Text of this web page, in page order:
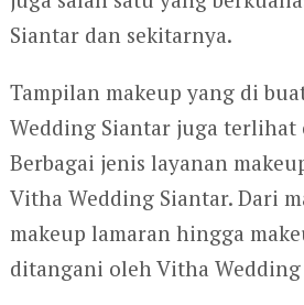
Siantar dan sekitarnya.
Tampilan makeup yang di
Wedding Siantar juga terlihat
Berbagai jenis layanan
Vitha Wedding Siantar. Dari
makeup lamaran hingga
ditangani oleh Vitha Wedding